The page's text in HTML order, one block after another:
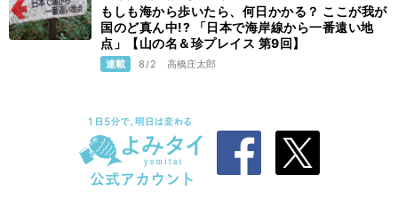
もしも海から歩いたら、何日かかる？ ここが我が
国のど真ん中!? 「日本で海岸線から一番遠い地
点」【山の名＆珍プレイス 第9回】
連載 8/2 高橋庄太郎